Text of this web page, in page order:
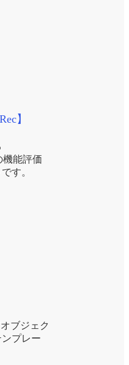
】
機能評価
す。
ブジェク
プレー